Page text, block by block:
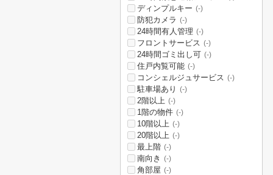
ディンプルキー (-)
防犯カメラ (-)
24時間有人管理 (-)
フロントサービス (-)
24時間ゴミ出し可 (-)
住戸内覧可能 (-)
コンシェルジュサービス (-)
駐車場あり (-)
2階以上 (-)
1階の物件 (-)
10階以上 (-)
20階以上 (-)
最上階 (-)
南向き (-)
角部屋 (-)